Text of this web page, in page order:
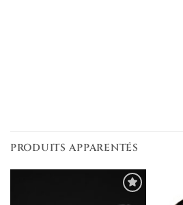
PRODUITS APPARENTÉS